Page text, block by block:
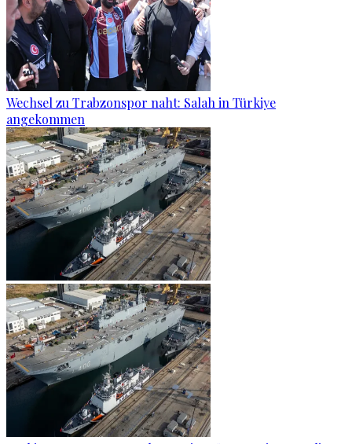
Wechsel zu Trabzonspor naht: Salah in Türkiye
angekommen